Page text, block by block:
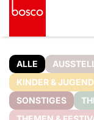
ALLE
KINDER & JUGEND
SONSTIGES